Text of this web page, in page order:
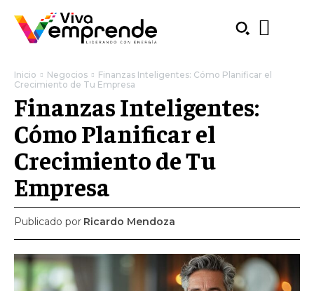
SUBSCRIBE
Inicio Negocios
Finanzas Inteligentes: Cómo Planificar el
Crecimiento de Tu Empresa
Finanzas Inteligentes:
Cómo Planificar el
Crecimiento de Tu
Empresa
Publicado por Ricardo Mendoza